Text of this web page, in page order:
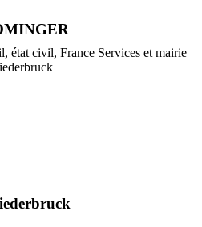
état civil, France Services et mairie